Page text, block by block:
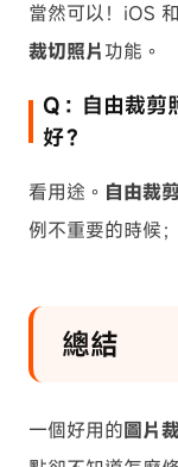
當然可以！iOS
裁切照片功能。
Q：自由裁剪
好？
看用途。 自由裁
例不重要的時候
總結
一個好用的圖片